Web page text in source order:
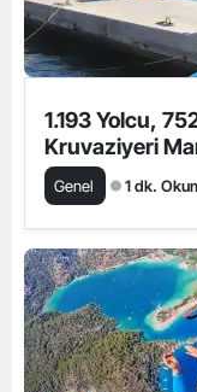
1.193 Yolcu,
Kruvaziyeri
Genel 1 dk.